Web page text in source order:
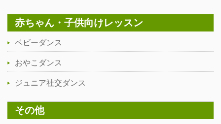
赤ちゃん・子供向けレッスン
ベビーダンス
おやこダンス
ジュニア社交ダンス
その他